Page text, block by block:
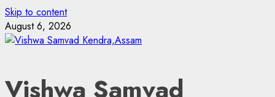
Skip to content
August 6, 2026
Vishwa Samvad